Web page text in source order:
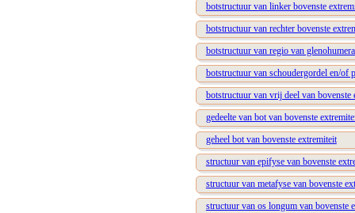
botstructuur van linker bovenste
botstructuur van rechter bovenste
botstructuur van regio van
botstructuur van schoudergordel en/of
botstructuur van vrij deel van bovenste
gedeelte van bot van bovenste
geheel bot van bovenste extremiteit
structuur van epifyse van bovenste
structuur van metafyse van bovenste
structuur van os longum van bovenste